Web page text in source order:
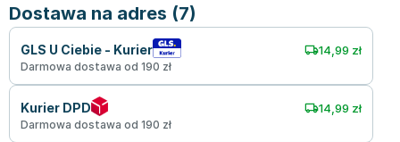
Dostawa na adres (7)
GLS U Ciebie - Kurier 14,99 zł
Darmowa dostawa od 190 zł
Kurier DPD 14,99 zł
Darmowa dostawa od 190 zł